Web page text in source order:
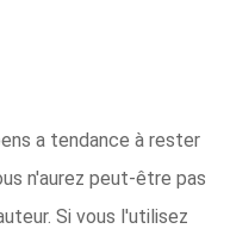
a tendance à rester
n'aurez peut-être pas
Si vous l'utilisez